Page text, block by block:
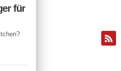
für